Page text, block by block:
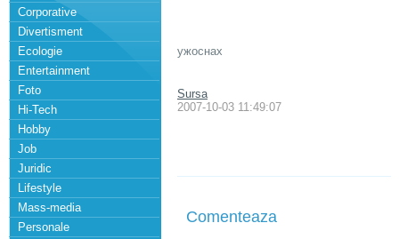
Corporative
Divertisment
Ecologie
Entertainment
Foto
Hi-Tech
Hobby
Job
Juridic
Lifestyle
Mass-media
Personale
ужоснах
Sursa
2007-10-03 11:49:07
Comenteaza